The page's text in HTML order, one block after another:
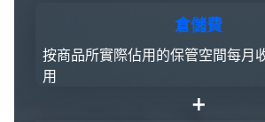
倉儲費
按商品所實際佔用的保管空間每月
用
+